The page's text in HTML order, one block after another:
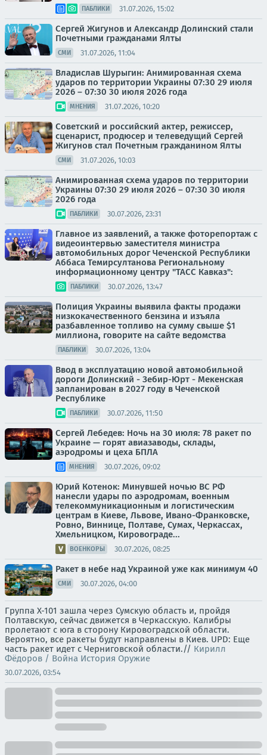
ПАБЛИКИ 31.07.2026, 15:02
Сергей Жигунов и Александр Долинский стали
Почетными гражданами Ялты
СМИ 31.07.2026, 11:04
Владислав Шурыгин: Анимированная схема
ударов по территории Украины 07:30 29 июля
2026 – 07:30 30 июля 2026 года
МНЕНИЯ 31.07.2026, 10:20
Советский и российский актер, режиссер,
сценарист, продюсер и телеведущий Сергей
Жигунов стал Почетным гражданином Ялты
СМИ 31.07.2026, 10:03
Анимированная схема ударов по территории
Украины 07:30 29 июля 2026 – 07:30 30 июля
2026 года
ПАБЛИКИ 30.07.2026, 23:31
Главное из заявлений, а также фоторепортаж с
видеоинтервью заместителя министра
автомобильных дорог Чеченской Республики
Аббаса Темирсултанова Региональному
информационному центру "ТАСС Кавказ":
ПАБЛИКИ 30.07.2026, 13:47
Полиция Украины выявила факты продажи
низкокачественного бензина и изъяла
разбавленное топливо на сумму свыше $1
миллиона, говорите на сайте ведомства
ПАБЛИКИ 30.07.2026, 13:04
Ввод в эксплуатацию новой автомобильной
дороги Долинский - Зебир-Юрт - Мекенская
запланирован в 2027 году в Чеченской
Республике
ПАБЛИКИ 30.07.2026, 11:50
Сергей Лебедев: Ночь на 30 июля: 78 ракет по
Украине — горят авиазаводы, склады,
аэродромы и цеха БПЛА
МНЕНИЯ 30.07.2026, 09:02
Юрий Котенок: Минувшей ночью ВС РФ
нанесли удары по аэродромам, военным
телекоммуникационным и логистическим
центрам в Киеве, Львове, Ивано-Франковске,
Ровно, Виннице, Полтаве, Сумах, Черкассах,
Хмельницком, Кировограде...
ВОЕНКОРЫ 30.07.2026, 08:25
Ракет в небе над Украиной уже как минимум 40
СМИ 30.07.2026, 04:00
Группа Х-101 зашла через Сумскую область и, пройдя
Полтавскую, сейчас движется в Черкасскую. Калибры
пролетают с юга в сторону Кировоградской области.
Вероятно, все ракеты будут направлены в Киев. UPD: Еще
часть ракет идет с Черниговской области.// Кирилл
Фёдоров / Война История Оружие
30.07.2026, 03:54